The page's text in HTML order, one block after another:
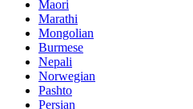
Maori
Marathi
Mongolian
Burmese
Nepali
Norwegian
Pashto
Persian